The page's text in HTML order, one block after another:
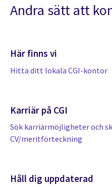
Andra sätt att
Här finns vi
Hitta ditt lokala CGI-kontor
Karriär på CGI
Sök karriärmöjligheter och
CV/meritförteckning
Håll dig uppdaterad